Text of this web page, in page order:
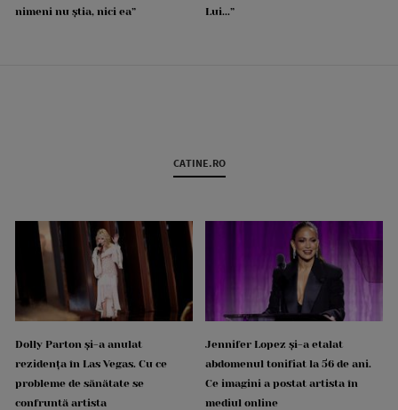
nimeni nu știa, nici ea” Lui...”
CATINE.RO
Dolly Parton și-a anulat
rezidența în Las Vegas. Cu ce
probleme de sănătate se
confruntă artista
Jennifer Lopez și-a etalat
abdomenul tonifiat la 56 de ani.
Ce imagini a postat artista în
mediul online